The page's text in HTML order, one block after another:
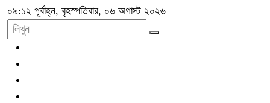
০৯:১২ পূর্বাহ্ন, বৃহস্পতিবার, ০৬ অগাস্ট ২০২৬